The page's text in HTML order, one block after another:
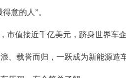
意的人”。
市值接近千亿美元，跻身世界车企
、载誉而归，一跃成为新能源造